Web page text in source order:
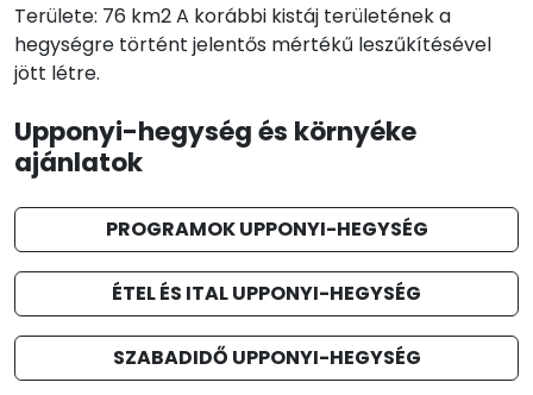
Területe: 76 km2 A korábbi kistáj területének a
hegységre történt jelentős mértékű leszűkítésével
jött létre.
Upponyi-hegység és környéke
ajánlatok
PROGRAMOK UPPONYI-HEGYSÉG
ÉTEL ÉS ITAL UPPONYI-HEGYSÉG
SZABADIDŐ UPPONYI-HEGYSÉG